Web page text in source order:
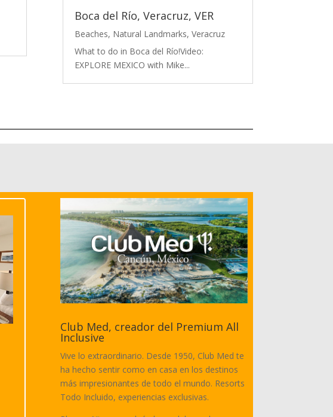
Boca del Río, Veracruz, VER
Beaches, Natural Landmarks, Veracruz
What to do in Boca del Río!Video:
EXPLORE MEXICO with Mike...
Club Med, creador del Premium All
Inclusive
Vive lo extraordinario. Desde 1950, Club Med te
ha hecho sentir como en casa en los destinos
más impresionantes de todo el mundo. Resorts
Todo Incluido, experiencias exclusivas.